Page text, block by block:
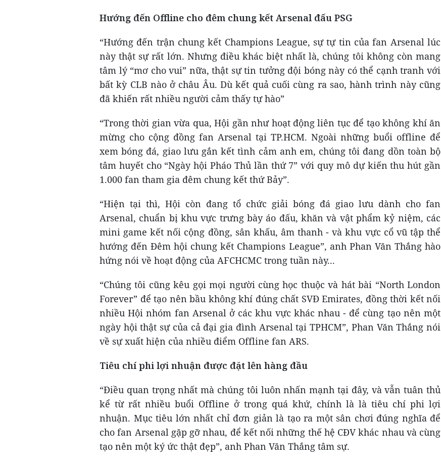
Hướng đến Offline cho đêm chung kết Arsenal đấu PSG
“Hướng đến trận chung kết Champions League, sự tự tin của fan Arsenal lúc
này thật sự rất lớn. Nhưng điều khác biệt nhất là, chúng tôi không còn mang
tâm lý “mơ cho vui” nữa, thật sự tin tưởng đội bóng này có thể cạnh tranh với
bất kỳ CLB nào ở châu Âu. Dù kết quả cuối cùng ra sao, hành trình này cũng
đã khiến rất nhiều người cảm thấy tự hào”
“Trong thời gian vừa qua, Hội gần như hoạt động liên tục để tạo không khí ăn
mừng cho cộng đồng fan Arsenal tại TP.HCM. Ngoài những buổi offline để
xem bóng đá, giao lưu gắn kết tình cảm anh em, chúng tôi đang dồn toàn bộ
tâm huyết cho “Ngày hội Pháo Thủ lần thứ 7” với quy mô dự kiến thu hút gần
1.000 fan tham gia đêm chung kết thứ Bảy”.
“Hiện tại thì, Hội còn đang tổ chức giải bóng đá giao lưu dành cho fan
Arsenal, chuẩn bị khu vực trưng bày áo đấu, khăn và vật phẩm kỷ niệm, các
mini game kết nối cộng đồng, sân khấu, âm thanh - và khu vực cổ vũ tập thể
hướng đến Đêm hội chung kết Champions League”, anh Phan Văn Thắng hào
hứng nói về hoạt động của AFCHCMC trong tuần này...
“Chúng tôi cũng kêu gọi mọi người cùng học thuộc và hát bài “North London
Forever” để tạo nên bầu không khí đúng chất SVĐ Emirates, đồng thời kết nối
nhiều Hội nhóm fan Arsenal ở các khu vực khác nhau - để cùng tạo nên một
ngày hội thật sự của cả đại gia đình Arsenal tại TPHCM”, Phan Văn Thắng nói
về sự xuất hiện của nhiều điểm Offline fan ARS.
Tiêu chí phi lợi nhuận được đặt lên hàng đầu
“Điều quan trọng nhất mà chúng tôi luôn nhấn mạnh tại đây, và vẫn tuân thủ
kể từ rất nhiều buổi Offline ở trong quá khứ, chính là là tiêu chí phi lợi
nhuận. Mục tiêu lớn nhất chỉ đơn giản là tạo ra một sân chơi đúng nghĩa để
cho fan Arsenal gặp gỡ nhau, để kết nối những thế hệ CĐV khác nhau và cùng
tạo nên một ký ức thật đẹp”, anh Phan Văn Thắng tâm sự.